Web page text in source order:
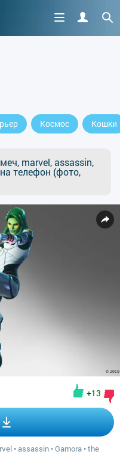
Космос Кошки
marvel, assassin,
телефон (фото,
+13
•assassin •Gamora •the